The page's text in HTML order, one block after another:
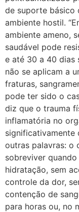
de suporte básico
ambiente hostil.
ambiente ameno,
saudável pode
e até 30 a 40 dias
não se aplicam a
fraturas,
pode ter sido o
diz que o trauma
inflamatória no
significativamente
outras palavras: o
sobreviver
hidratação, sem
controle da dor,
contenção de
para horas ou, no